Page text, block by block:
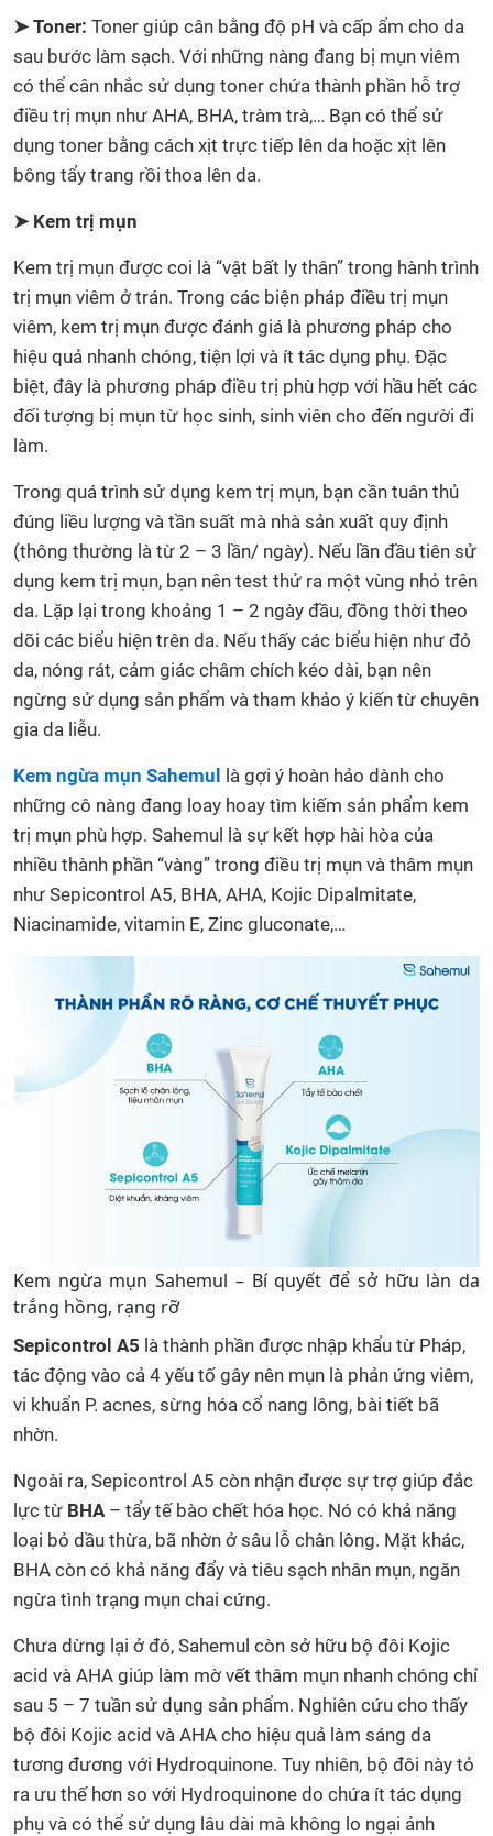
➤ Toner: Toner giúp cân bằng độ pH và cấp ẩm cho da
sau bước làm sạch. Với những nàng đang bị mụn viêm
có thể cân nhắc sử dụng toner chứa thành phần hỗ trợ
điều trị mụn như AHA, BHA, tràm trà,… Bạn có thể sử
dụng toner bằng cách xịt trực tiếp lên da hoặc xịt lên
bông tẩy trang rồi thoa lên da.
➤ Kem trị mụn
Kem trị mụn được coi là “vật bất ly thân” trong hành trình
trị mụn viêm ở trán. Trong các biện pháp điều trị mụn
viêm, kem trị mụn được đánh giá là phương pháp cho
hiệu quả nhanh chóng, tiện lợi và ít tác dụng phụ. Đặc
biệt, đây là phương pháp điều trị phù hợp với hầu hết các
đối tượng bị mụn từ học sinh, sinh viên cho đến người đi
làm.
Trong quá trình sử dụng kem trị mụn, bạn cần tuân thủ
đúng liều lượng và tần suất mà nhà sản xuất quy định
(thông thường là từ 2 – 3 lần/ ngày). Nếu lần đầu tiên sử
dụng kem trị mụn, bạn nên test thử ra một vùng nhỏ trên
da. Lặp lại trong khoảng 1 – 2 ngày đầu, đồng thời theo
dõi các biểu hiện trên da. Nếu thấy các biểu hiện như đỏ
da, nóng rát, cảm giác châm chích kéo dài, bạn nên
ngừng sử dụng sản phẩm và tham khảo ý kiến từ chuyên
gia da liễu.
Kem ngừa mụn Sahemul
là gợi ý hoàn hảo dành cho
những cô nàng đang loay hoay tìm kiếm sản phẩm kem
trị mụn phù hợp. Sahemul là sự kết hợp hài hòa của
nhiều thành phần “vàng” trong điều trị mụn và thâm mụn
như Sepicontrol A5, BHA, AHA, Kojic Dipalmitate,
Niacinamide, vitamin E, Zinc gluconate,…
Kem ngừa mụn Sahemul – Bí quyết để sở hữu làn da
trắng hồng, rạng rỡ
Sepicontrol A5 là thành phần được nhập khẩu từ Pháp,
tác động vào cả 4 yếu tố gây nên mụn là phản ứng viêm,
vi khuẩn P. acnes, sừng hóa cổ nang lông, bài tiết bã
nhờn.
Ngoài ra, Sepicontrol A5 còn nhận được sự trợ giúp đắc
lực từ BHA – tẩy tế bào chết hóa học. Nó có khả năng
loại bỏ dầu thừa, bã nhờn ở sâu lỗ chân lông. Mặt khác,
BHA còn có khả năng đẩy và tiêu sạch nhân mụn, ngăn
ngừa tình trạng mụn chai cứng.
Chưa dừng lại ở đó, Sahemul còn sở hữu bộ đôi Kojic
acid và AHA giúp làm mờ vết thâm mụn nhanh chóng chỉ
sau 5 – 7 tuần sử dụng sản phẩm. Nghiên cứu cho thấy
bộ đôi Kojic acid và AHA cho hiệu quả làm sáng da
tương đương với Hydroquinone. Tuy nhiên, bộ đôi này tỏ
ra ưu thế hơn so với Hydroquinone do chứa ít tác dụng
phụ và có thể sử dụng lâu dài mà không lo ngại ảnh